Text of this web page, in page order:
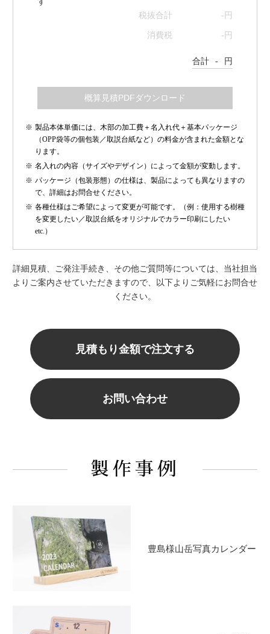
税抜合計
- 円
消費税 - 円
合計 - 円
製品本体単価には、木部の加工費＋名入れ代＋基本パッケージ
（OPP袋等の個包装／取説台紙など）の料金が含まれた金額とな
ります。
名入れの内容（サイズやデザイン）によって金額が変動します。
パッケージ（包装形態）の仕様は、製品によっても異なりますの
で、詳細はお問合せください。
各種仕様はご希望によって変更が可能です。（例：使用する樹種
を変更したい／取説台紙をオリジナルでカラー印刷にしたい
etc.）
詳細見積、ご発注手続き、その他ご質問等については、当社担当
よりご案内させていただきますので、以下よりご気軽にお問合せ
ください。
見積もり金額で注文する
お問い合わせ
製作事例
豊島様山岳写真カレンダー